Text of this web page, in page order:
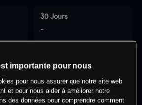
30 Jours
-
ont une position à
importante pour nous
pour nous assurer que notre site web
et pour nous aider à améliorer notre
des données pour comprendre comment